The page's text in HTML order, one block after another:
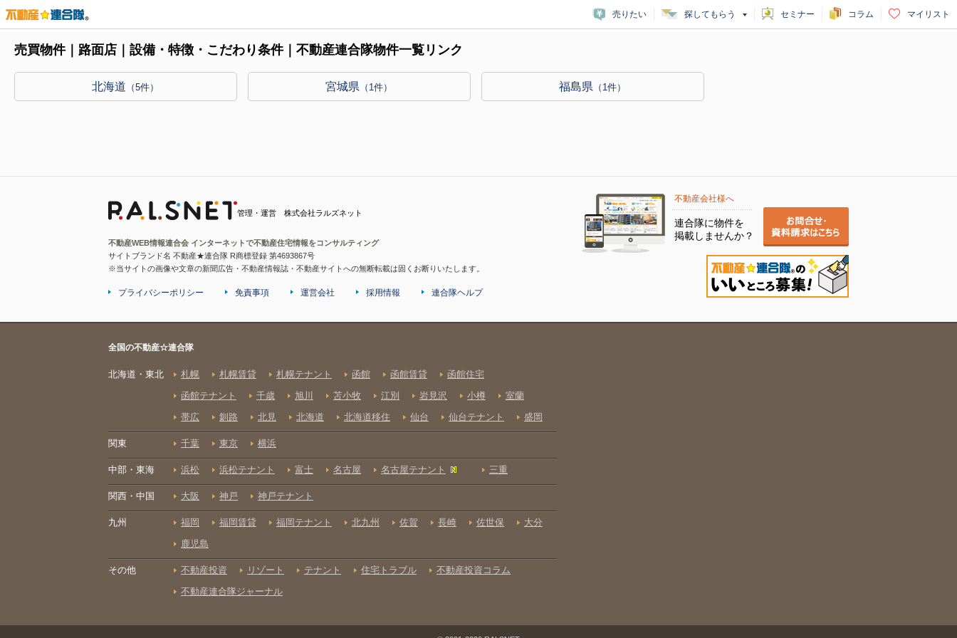
売りたい 探してもらう セミナー コラム マイリスト
売買物件｜路面店｜設備・特徴・こだわり条件｜不動産連合隊物件一覧リンク
北海道 （5件） 宮城県 （1件） 福島県 （1件）
管理・運営 株式会社ラルズネット
不動産WEB情報連合会 インターネットで不動産住宅情報をコンサルティング
サイトブランド名 不動産★連合隊 R商標登録 第4693867号
※当サイトの画像や文章の新聞広告・不動産情報誌・不動産サイトへの無断転載は固くお断りいたします。
不動産会社様へ
連合隊に物件を
掲載しませんか？
プライバシーポリシー 免責事項 運営会社 採用情報 連合隊ヘルプ